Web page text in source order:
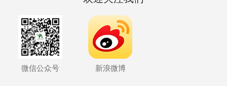
微信公众号 新浪微博